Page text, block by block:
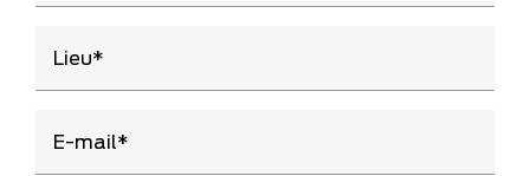
Lieu
E-mail